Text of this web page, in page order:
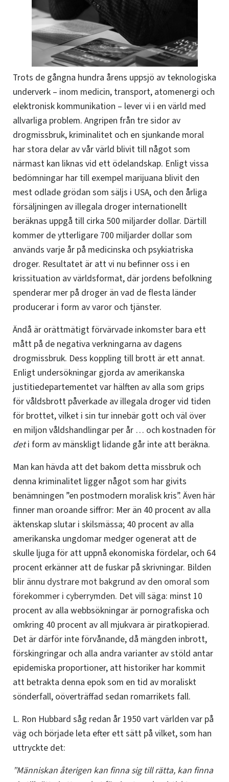
Trots de gångna hundra årens uppsjö av teknologiska
underverk – inom medicin, transport, atomenergi och
elektronisk kommunikation – lever vi i en värld med
allvarliga problem. Angripen från tre sidor av
drogmissbruk, kriminalitet och en sjunkande moral
har stora delar av vår värld blivit till något som
närmast kan liknas vid ett ödelandskap. Enligt vissa
bedömningar har till exempel marijuana blivit den
mest odlade grödan som säljs i USA, och den årliga
försäljningen av illegala droger internationellt
beräknas uppgå till cirka 500 miljarder dollar. Därtill
kommer de ytterligare 700 miljarder dollar som
används varje år på medicinska och psykiatriska
droger. Resultatet är att vi nu befinner oss i en
krissituation av världsformat, där jordens befolkning
spenderar mer på droger än vad de flesta länder
producerar i form av varor och tjänster.
Ändå är orättmätigt förvärvade inkomster bara ett
mått på de negativa verkningarna av dagens
drogmissbruk. Dess koppling till brott är ett annat.
Enligt undersökningar gjorda av amerikanska
justitiedepartementet var hälften av alla som grips
för våldsbrott påverkade av illegala droger vid tiden
för brottet, vilket i sin tur innebär gott och väl över
en miljon våldshandlingar per år … och kostnaden för
deti form av mänskligt lidande går inte att beräkna.
Man kan hävda att det bakom detta missbruk och
denna kriminalitet ligger något som har givits
benämningen ”en postmodern moralisk kris”. Även här
finner man oroande siffror: Mer än 40 procent av alla
äktenskap slutar i skilsmässa; 40 procent av alla
amerikanska ungdomar medger ogenerat att de
skulle ljuga för att uppnå ekonomiska fördelar, och 64
procent erkänner att de fuskar på skrivningar. Bilden
blir ännu dystrare mot bakgrund av den omoral som
förekommer i cyberrymden. Detvill säga: minst 10
procent av alla webbsökningar är pornografiska och
omkring 40 procent av all mjukvara är piratkopierad.
Det är därför inte förvånande, då mängden inbrott,
förskingringar och alla andra varianter av stöld antar
epidemiska proportioner, att historiker har kommit
att betrakta denna epok som en tid av moraliskt
sönderfall, oöverträffad sedan romarrikets fall.
L. Ron Hubbard såg redan år 1950 vart världen var på
väg och började leta efter ett sätt på vilket, som han
uttryckte det:
”Människan återigen kan finna sig till rätta, kan finna